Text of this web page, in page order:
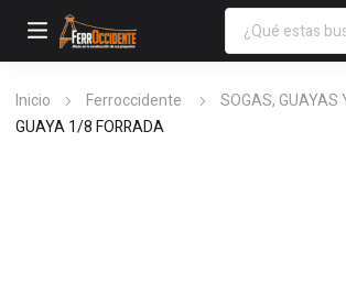
Inicio Ferroccidente
SOGAS, GUAYAS
GUAYA 1/8 FORRADA